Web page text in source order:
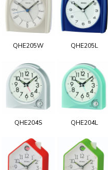
QHE205W QHE205L
QHE204S QHE204L